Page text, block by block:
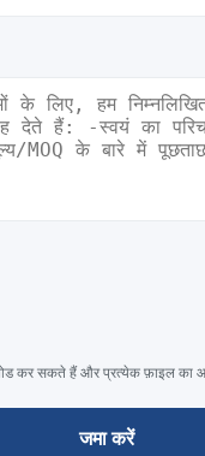
कर सकते हैं और प्रत्येक फ़ाइल का
जमा करें